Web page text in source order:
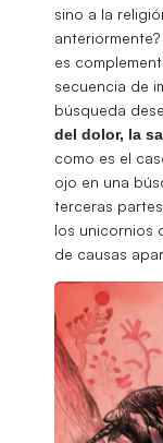
sino a la
es
secuencia de
búsqueda
del dolor, la
como es el
ojo en una
terceras
los unicornios
de causas